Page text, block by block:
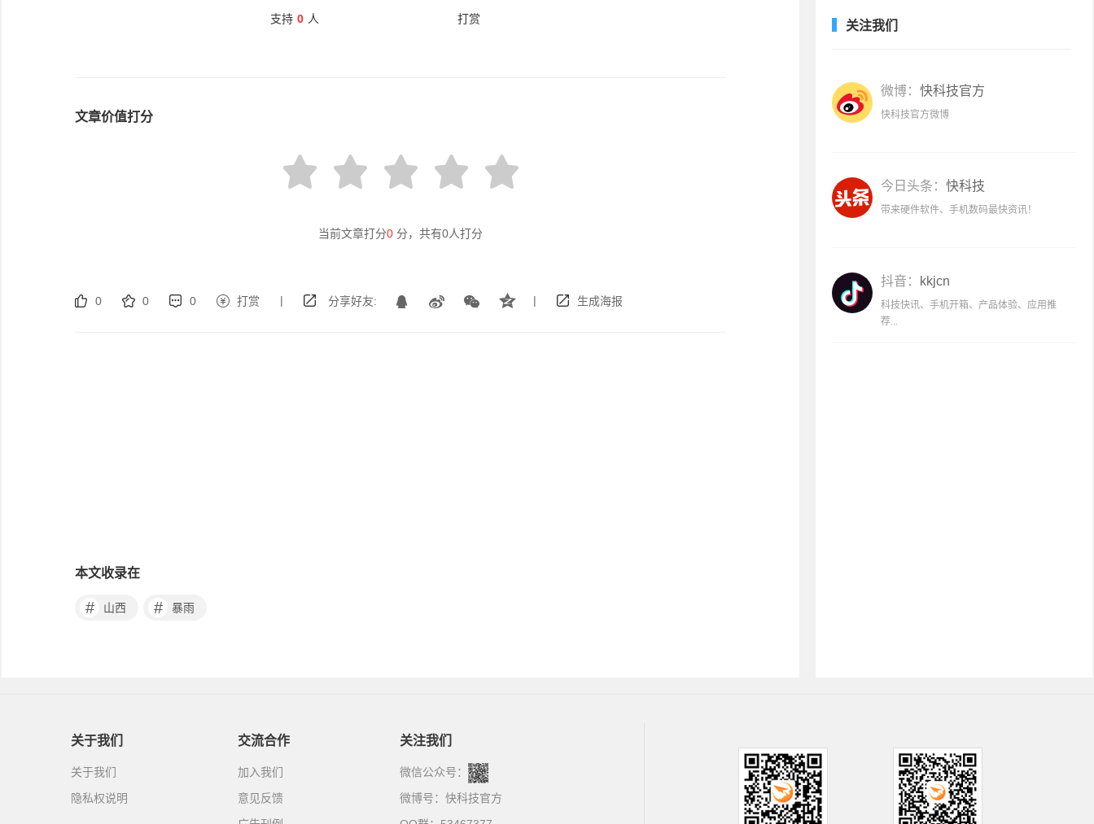
支持 0 人 打赏
文章价值打分
当前文章打分0 分，共有0人打分
0 0 0 打赏 | 分享好友: | 生成海报
本文收录在
# 山西 # 暴雨
关注我们
微博： 快科技官方
快科技官方微博
今日头条： 快科技
带来硬件软件、手机数码最快资讯！
抖音： kkjcn
科技快讯、手机开箱、产品体验、应用推
荐...
关于我们
关于我们
隐私权说明
交流合作
加入我们
意见反馈
关注我们
微信公众号：
微博号： 快科技官方